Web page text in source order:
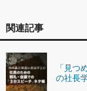
関連記事
「見つ
の社長